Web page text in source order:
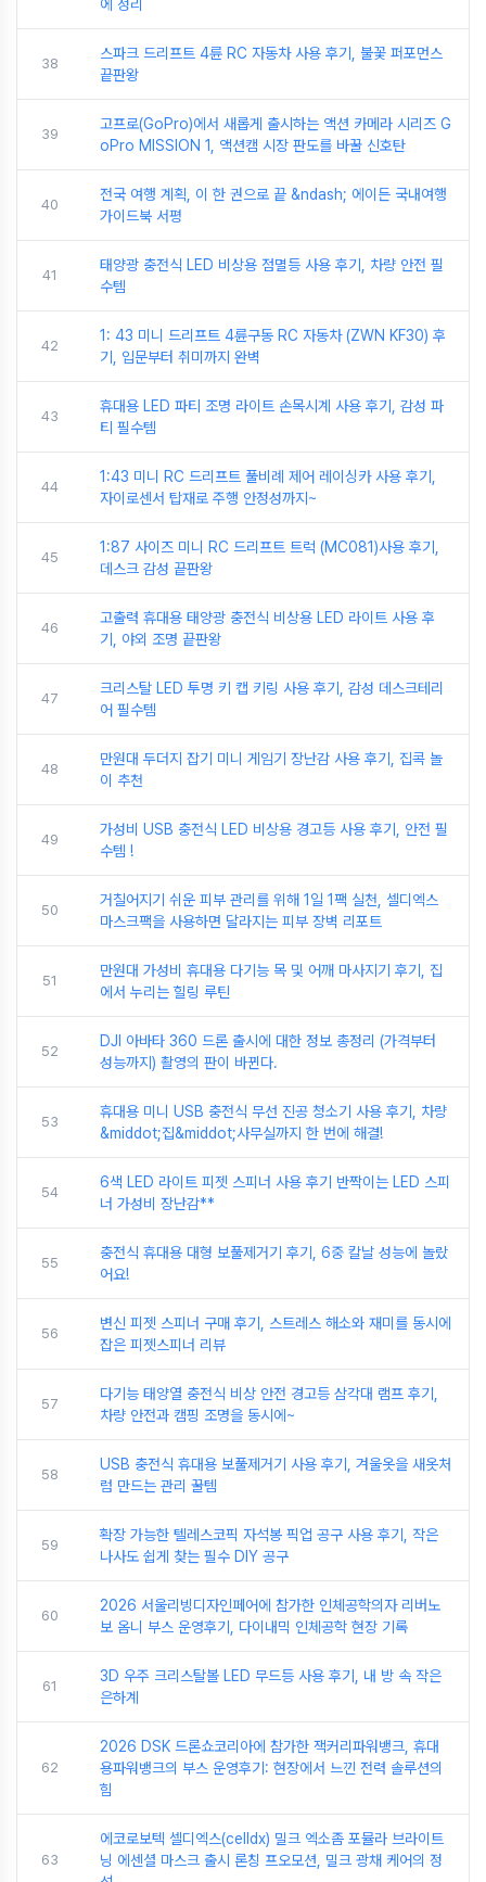
에 정리
38
스파크 드리프트 4륜 RC 자동차 사용 후기, 불꽃 퍼포먼스
끝판왕
39
고프로(GoPro)에서 새롭게 출시하는 액션 카메라 시리즈 G
oPro MISSION 1, 액션캠 시장 판도를 바꿀 신호탄
40
전국 여행 계획, 이 한 권으로 끝 &ndash; 에이든 국내여행
가이드북 서평
41
태양광 충전식 LED 비상용 점멸등 사용 후기, 차량 안전 필
수템
42
1: 43 미니 드리프트 4륜구동 RC 자동차 (ZWN KF30) 후
기, 입문부터 취미까지 완벽
43
휴대용 LED 파티 조명 라이트 손목시계 사용 후기, 감성 파
티 필수템
44
1:43 미니 RC 드리프트 풀비례 제어 레이싱카 사용 후기,
자이로센서 탑재로 주행 안정성까지~
45
1:87 사이즈 미니 RC 드리프트 트럭 (MC081)사용 후기,
데스크 감성 끝판왕
46
고출력 휴대용 태양광 충전식 비상용 LED 라이트 사용 후
기, 야외 조명 끝판왕
47
크리스탈 LED 투명 키 캡 키링 사용 후기, 감성 데스크테리
어 필수템
48
만원대 두더지 잡기 미니 게임기 장난감 사용 후기, 집콕 놀
이 추천
49
가성비 USB 충전식 LED 비상용 경고등 사용 후기, 안전 필
수템 !
50
거칠어지기 쉬운 피부 관리를 위해 1일 1팩 실천, 셀디엑스
마스크팩을 사용하면 달라지는 피부 장벽 리포트
51
만원대 가성비 휴대용 다기능 목 및 어깨 마사지기 후기, 집
에서 누리는 힐링 루틴
52
DJI 아바타 360 드론 출시에 대한 정보 총정리 (가격부터
성능까지) 촬영의 판이 바뀐다.
53
휴대용 미니 USB 충전식 무선 진공 청소기 사용 후기, 차량
&middot;집&middot;사무실까지 한 번에 해결!
54
6색 LED 라이트 피젯 스피너 사용 후기 반짝이는 LED 스피
너 가성비 장난감**
55
충전식 휴대용 대형 보풀제거기 후기, 6중 칼날 성능에 놀랐
어요!
56
변신 피젯 스피너 구매 후기, 스트레스 해소와 재미를 동시에
잡은 피젯스피너 리뷰
57
다기능 태양열 충전식 비상 안전 경고등 삼각대 램프 후기,
차량 안전과 캠핑 조명을 동시에~
58
USB 충전식 휴대용 보풀제거기 사용 후기, 겨울옷을 새옷처
럼 만드는 관리 꿀템
59
확장 가능한 텔레스코픽 자석봉 픽업 공구 사용 후기, 작은
나사도 쉽게 찾는 필수 DIY 공구
60
2026 서울리빙디자인페어에 참가한 인체공학의자 리버노
보 옴니 부스 운영후기, 다이내믹 인체공학 현장 기록
61
3D 우주 크리스탈볼 LED 무드등 사용 후기, 내 방 속 작은
은하계
62
2026 DSK 드론쇼코리아에 참가한 잭커리파워뱅크, 휴대
용파워뱅크의 부스 운영후기: 현장에서 느낀 전력 솔루션의
힘
63
에코로보텍 셀디엑스(celldx) 밀크 엑소좀 포뮬라 브라이트
닝 에센셜 마스크 출시 론칭 프오모션, 밀크 광채 케어의 정